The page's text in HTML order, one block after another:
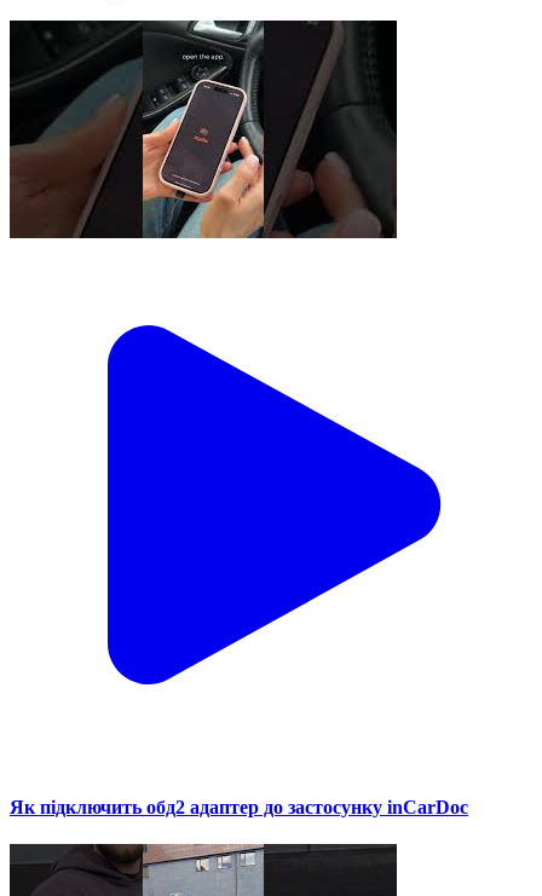
Як підключить обд2 адаптер до застосунку inCarDoc